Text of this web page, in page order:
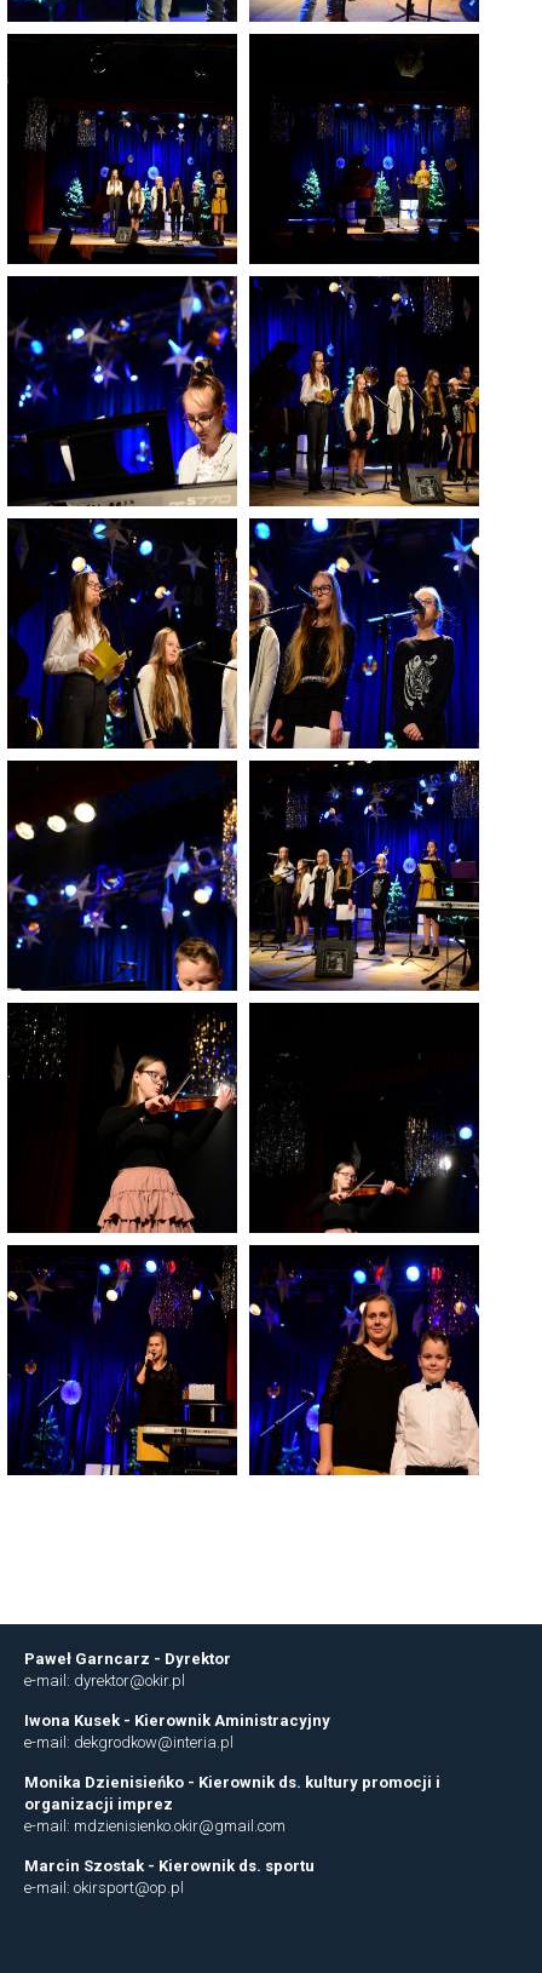
Paweł Garncarz - Dyrektor
e-mail: dyrektor@okir.pl
Iwona Kusek - Kierownik Aministracyjny
e-mail: dekgrodkow@interia.pl
Monika Dzienisieńko - Kierownik ds. kultury promocji i
organizacji imprez
e-mail: mdzienisienko.okir@gmail.com
Marcin Szostak - Kierownik ds. sportu
e-mail: okirsport@op.pl